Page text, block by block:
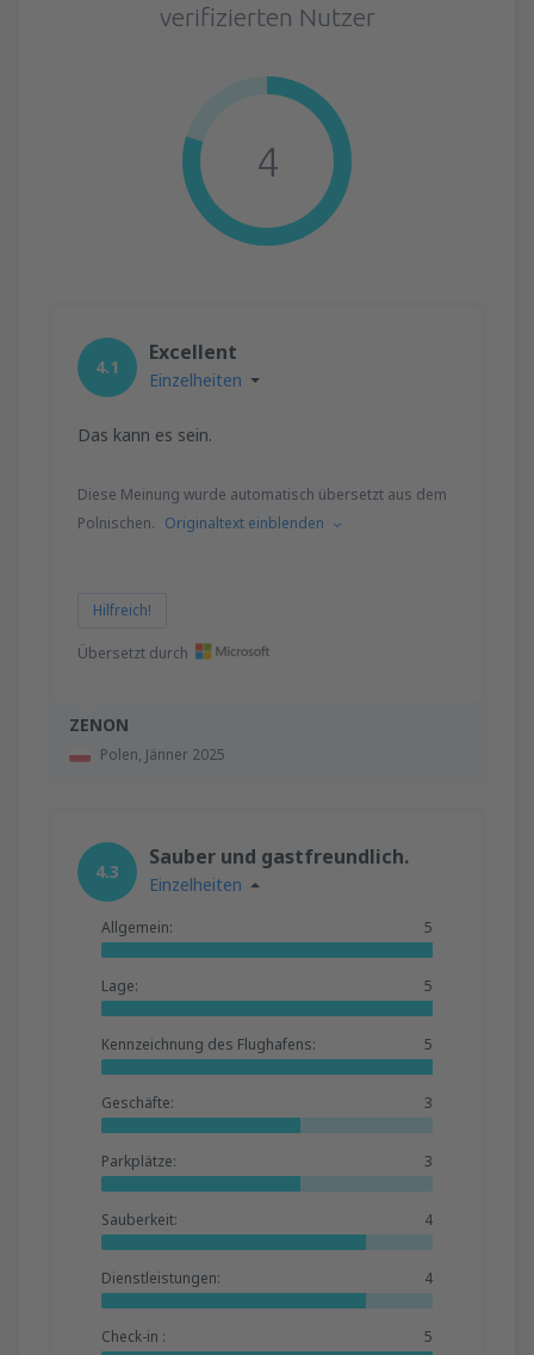
verifizierten Nutzer
4
ZENON
Polen, Jänner 2025
4.1
Excellent
Einzelheiten
Das kann es sein.
Diese Meinung wurde automatisch übersetzt aus dem
Polnischen. Originaltext einblenden
Hilfreich!
Übersetzt durch
4.3
Sauber und gastfreundlich.
Einzelheiten
Allgemein: 5
Lage: 5
Kennzeichnung des Flughafens: 5
Geschäfte: 3
Parkplätze: 3
Sauberkeit: 4
Dienstleistungen: 4
Check-in : 5